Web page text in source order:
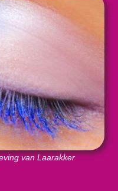
van Laarakker